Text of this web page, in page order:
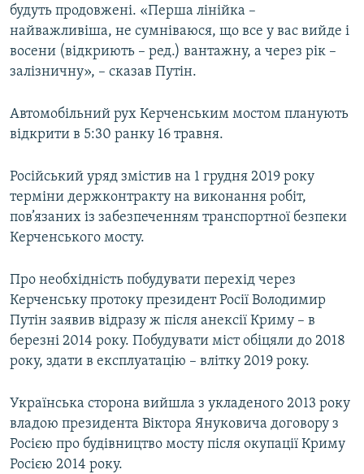
будуть продовжені. «Перша лінійка –
найважливіша, не сумніваюся, що все у вас вийде і
восени (відкриють – ред.) вантажну, а через рік –
залізничну», – сказав Путін.
Автомобільний рух Керченським мостом планують
відкрити в 5:30 ранку 16 травня.
Російський уряд змістив на 1 грудня 2019 року
терміни держконтракту на виконання робіт,
пов’язаних із забезпеченням транспортної безпеки
Керченського мосту.
Про необхідність побудувати перехід через
Керченську протоку президент Росії Володимир
Путін заявив відразу ж після анексії Криму – в
березні 2014 року. Побудувати міст обіцяли до 2018
року, здати в експлуатацію – влітку 2019 року.
Українська сторона вийшла з укладеного 2013 року
владою президента Віктора Януковича договору з
Росією про будівництво мосту після окупації Криму
Росією 2014 року.